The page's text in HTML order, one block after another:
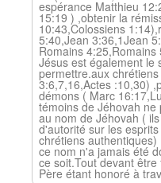
espérance Matthieu
15:19 ) ,obtenir la
10:43,Colossiens
5:40,Jean 3:36,1Jean
Romains
Jésus est également le
permettre.aux
3:6,7,16,Actes :10,30)
démons ( Marc
témoins de Jéhovah
au nom de Jéhovah (
d'autorité sur les
chrétiens
ce nom n'a jamais été
ce soit.Tout devant
Père étant honoré à